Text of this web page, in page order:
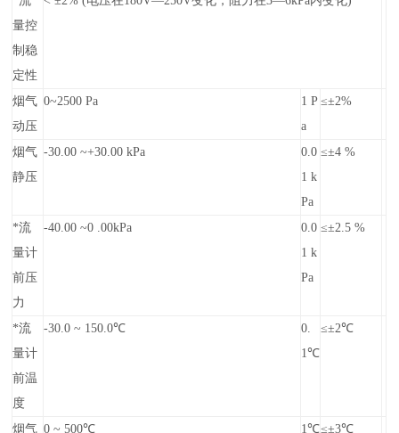
量控
制稳
定性
烟气
动压
0~2500 Pa
1 P
a
≤±2%
烟气
静压
-30.00 ~+30.00 kPa
0.0
1 k
Pa
≤±4 %
*流
量计
前压
力
-40.00 ~0 .00kPa
0.0
1 k
Pa
≤±2.5 %
*流
量计
前温
度
-30.0 ~ 150.0℃
0.
1℃
≤±2℃
烟气 0 ~ 500℃ 1℃≤±3℃